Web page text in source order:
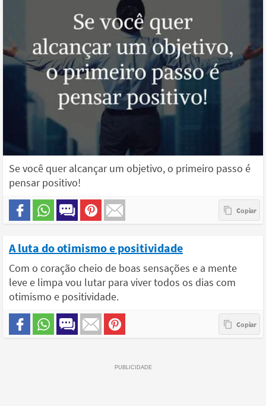
Se você quer alcançar um objetivo, o primeiro passo é
pensar positivo!
A luta do otimismo e positividade
Com o coração cheio de boas sensações e a mente
leve e limpa vou lutar para viver todos os dias com
otimismo e positividade.